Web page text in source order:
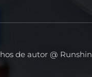
de autor @